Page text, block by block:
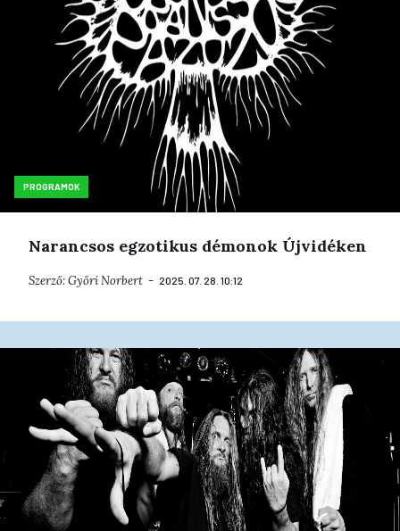
PROGRAMOK
Narancsos egzotikus démonok Újvidéken
Szerző:Győri Norbert 2025. 07. 28. 10:12